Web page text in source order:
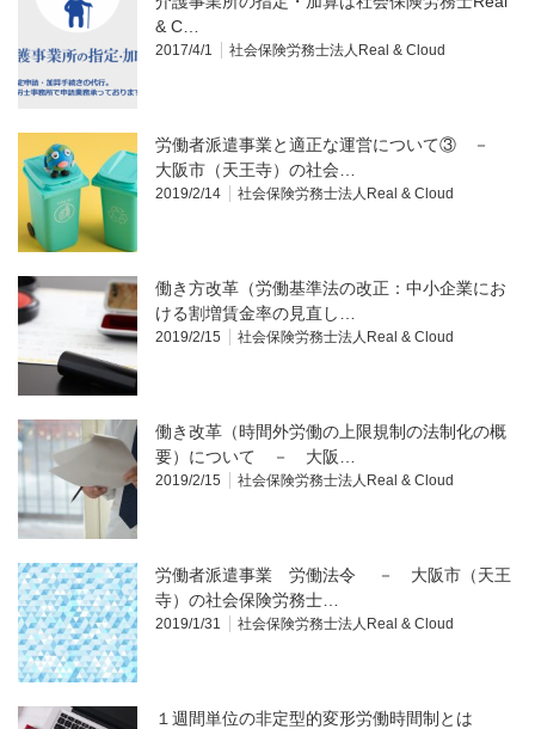
& C…
2017/4/1 社会保険労務士法人Real & Cloud
労働者派遣事業と適正な運営について③ －
大阪市（天王寺）の社会…
2019/2/14 社会保険労務士法人Real & Cloud
働き方改革（労働基準法の改正：中小企業にお
ける割増賃金率の見直し…
2019/2/15 社会保険労務士法人Real & Cloud
働き改革（時間外労働の上限規制の法制化の概
要）について － 大阪…
2019/2/15 社会保険労務士法人Real & Cloud
労働者派遣事業 労働法令 － 大阪市（天王
寺）の社会保険労務士…
2019/1/31 社会保険労務士法人Real & Cloud
１週間単位の非定型的変形労働時間制とは